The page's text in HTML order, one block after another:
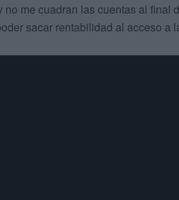
no me cuadran las cuentas al final
sacar rentabilidad al acceso a